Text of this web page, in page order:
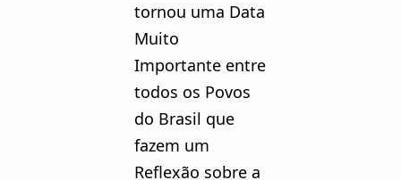
tornou uma Data
Muito
Importante entre
todos os Povos
do Brasil que
fazem um
Reflexão sobre a